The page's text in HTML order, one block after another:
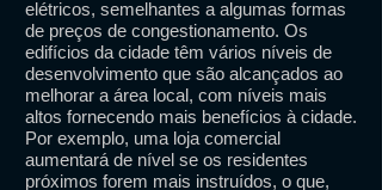
elétricos, semelhantes a algumas formas
de preços de congestionamento. Os
edifícios da cidade têm vários níveis de
desenvolvimento que são alcançados ao
melhorar a área local, com níveis mais
altos fornecendo mais benefícios à cidade.
Por exemplo, uma loja comercial
aumentará de nível se os residentes
próximos forem mais instruídos, o que,